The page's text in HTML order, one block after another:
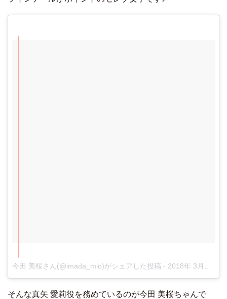
今田 美桜さん(@imada_mio)がシェアした投稿 - 2018年 3月月8日午前1時55分PST
そんな真矢 愛莉役を務めているのが今田 美桜ちゃんで